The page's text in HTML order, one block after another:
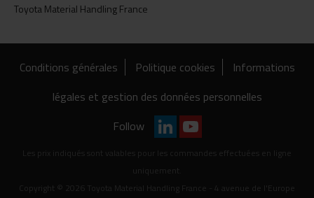
Toyota Material Handling France
Conditions générales Politique cookies
Informations
légales et gestion des données personnelles
Follow
Les prix indiqués sont valables pour les commandes effectuées en ligne
uniquement.
Copyright © 2026 Toyota Material Handling France - 4 avenue de l'Europe